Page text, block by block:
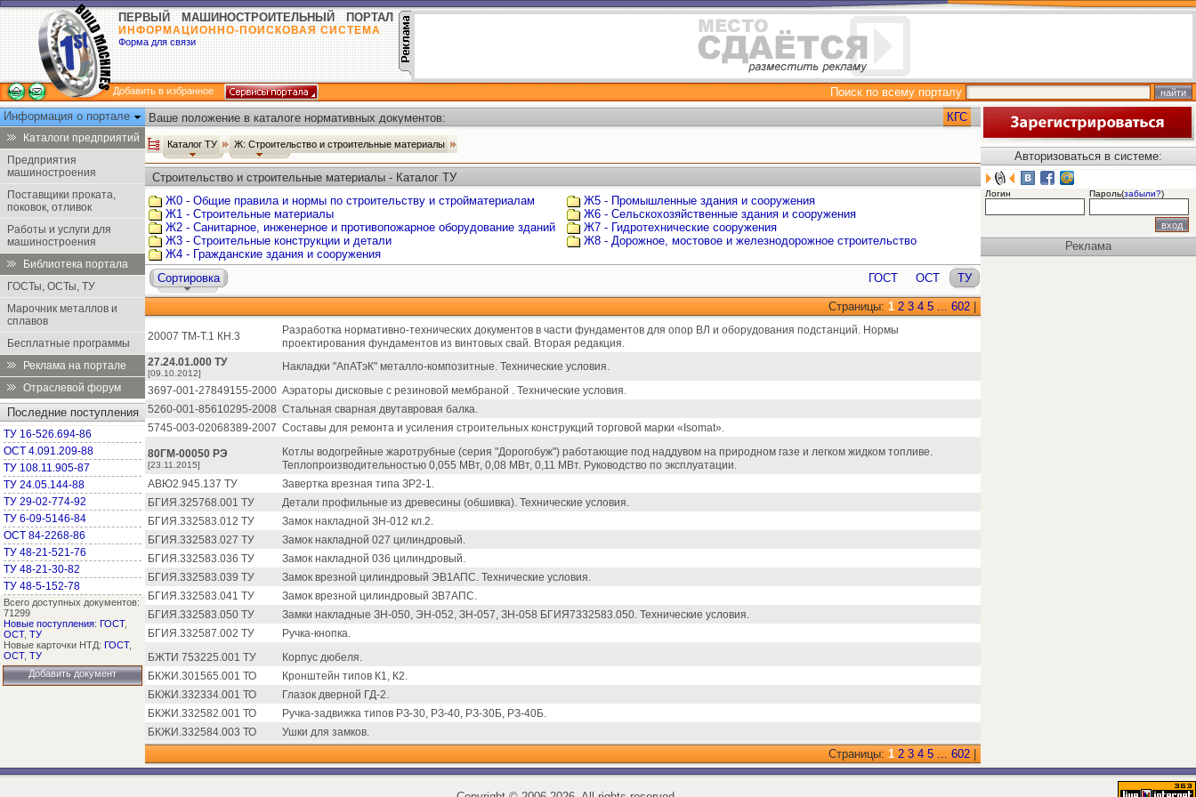
ПЕРВЫЙ МАШИНОСТРОИТЕЛЬНЫЙ ПОРТАЛ
ИНФОРМАЦИОННО-ПОИСКОВАЯ СИСТЕМА
Форма для связи
Добавить в избранное
Поиск по всему порталу
Информация о портале
Каталоги предприятий
Предприятия
машиностроения
Поставщики проката,
поковок, отливок
Работы и услуги для
машиностроения
Библиотека портала
ГОСТы, ОСТы, ТУ
Марочник металлов и
сплавов
Бесплатные программы
Реклама на портале
Отраслевой форум
Последние поступления
ТУ 16-526.694-86
ОСТ 4.091.209-88
ТУ 108.11.905-87
ТУ 24.05.144-88
ТУ 29-02-774-92
ТУ 6-09-5146-84
ОСТ 84-2268-86
ТУ 48-21-521-76
ТУ 48-21-30-82
ТУ 48-5-152-78
Всего доступных документов:
71299
Новые поступления: ГОСТ,
ОСТ, ТУ
Новые карточки НТД: ГОСТ,
ОСТ, ТУ
Добавить документ
Ваше положение в каталоге нормативных документов: КГС
Каталог ТУ Ж: Строительство и строительные материалы
Строительство и строительные материалы - Каталог ТУ
Ж0 - Общие правила и нормы по строительству и стройматериалам
Ж1 - Строительные материалы
Ж2 - Санитарное, инженерное и противопожарное оборудование зданий
Ж3 - Строительные конструкции и детали
Ж4 - Гражданские здания и сооружения
Ж5 - Промышленные здания и сооружения
Ж6 - Сельскохозяйственные здания и сооружения
Ж7 - Гидротехнические сооружения
Ж8 - Дорожное, мостовое и железнодорожное строительство
Сортировка ГОСТ ОСТ ТУ
Страницы: 1 2 3 4 5 ... 602
20007 ТМ-Т.1 КН.3
Разработка нормативно-технических документов в части фундаментов для опор ВЛ и оборудования подстанций. Нормы
проектирования фундаментов из винтовых свай. Вторая редакция.
27.24.01.000 ТУ
[09.10.2012]
Накладки "АпАТэК" металло-композитные. Технические условия.
3697-001-27849155-2000 Аэраторы дисковые с резиновой мембраной . Технические условия.
5260-001-85610295-2008 Стальная сварная двутавровая балка.
5745-003-02068389-2007 Составы для ремонта и усиления строительных конструкций торговой марки «Isomat».
80ГМ-00050 РЭ
[23.11.2015]
Котлы водогрейные жаротрубные (серия "Дорогобуж") работающие под наддувом на природном газе и легком жидком топливе.
Теплопроизводительностью 0,055 МВт, 0,08 МВт, 0,11 МВт. Руководство по эксплуатации.
АВЮ2.945.137 ТУ
Завертка врезная типа ЗР2-1.
БГИЯ.325768.001 ТУ
Детали профильные из древесины (обшивка). Технические условия.
БГИЯ.332583.012 ТУ
Замок накладной ЗН-012 кл.2.
БГИЯ.332583.027 ТУ
Замок накладной 027 цилиндровый.
БГИЯ.332583.036 ТУ
Замок накладной 036 цилиндровый.
БГИЯ.332583.039 ТУ
Замок врезной цилиндровый ЭВ1АПС. Технические условия.
БГИЯ.332583.041 ТУ
Замок врезной цилиндровый ЗВ7АПС.
БГИЯ.332583.050 ТУ
Замки накладные ЗН-050, ЭН-052, ЗН-057, ЗН-058 БГИЯ7332583.050. Технические условия.
БГИЯ.332587.002 ТУ
Ручка-кнопка.
БЖТИ 753225.001 ТУ
Корпус дюбеля.
БКЖИ.301565.001 ТО
Кронштейн типов К1, К2.
БКЖИ.332334.001 ТО
Глазок дверной ГД-2.
БКЖИ.332582.001 ТО
Ручка-задвижка типов РЗ-30, РЗ-40, РЗ-30Б, РЗ-40Б.
БКЖИ.332584.003 ТО
Ушки для замков.
Страницы: 1 2 3 4 5 ... 602
Авторизоваться в системе:
Логин Пароль(забыли?)
Реклама